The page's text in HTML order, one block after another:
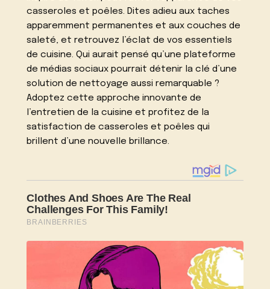
casseroles et poêles. Dites adieu aux taches
apparemment permanentes et aux couches de
saleté, et retrouvez l’éclat de vos essentiels
de cuisine. Qui aurait pensé qu’une plateforme
de médias sociaux pourrait détenir la clé d’une
solution de nettoyage aussi remarquable ?
Adoptez cette approche innovante de
l’entretien de la cuisine et profitez de la
satisfaction de casseroles et poêles qui
brillent d’une nouvelle brillance.